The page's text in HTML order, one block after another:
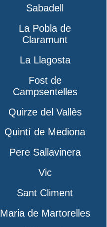
Sabadell
La Pobla de
Claramunt
La Llagosta
Fost de
Campsentelles
Quirze del Vallès
Quintí de Mediona
Pere Sallavinera
Vic
Sant Climent
Maria de Martorelles